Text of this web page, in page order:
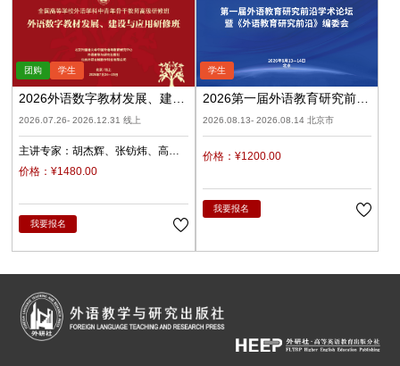
2026外语数字教材发展、建设
与应用（录播）
2026.07.26- 2026.12.31 线上
主讲专家：胡杰辉 张钫炜
高
原
陈静 陈琛
价格：¥1480.00
我要报名
2026第一届外语教育研究前沿
学术论坛暨《外语教育研究前
2026.08.13- 2026.08.14 北京市
价格：¥1200.00
我要报名